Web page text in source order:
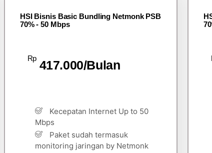
HSI Bisnis Basic Bundling Netmonk PSB
70% - 50 Mbps
Rp 417.000/Bulan
Kecepatan Internet Up to 50
Mbps
Paket sudah termasuk
monitoring jaringan by Netmonk